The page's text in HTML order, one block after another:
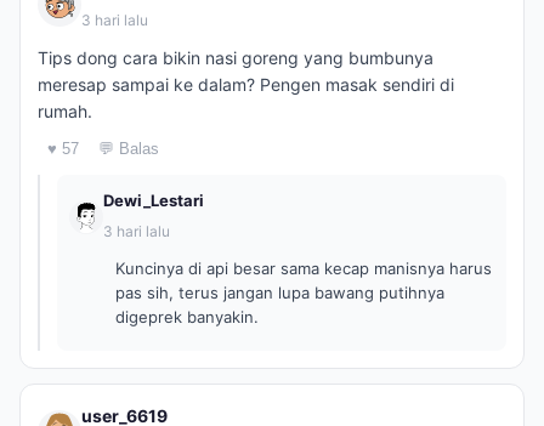
3 hari lalu
Tips dong cara bikin nasi goreng yang bumbunya
meresap sampai ke dalam? Pengen masak sendiri di
rumah.
♥ 57 💬 Balas
Dewi_Lestari
3 hari lalu
Kuncinya di api besar sama kecap manisnya harus
pas sih, terus jangan lupa bawang putihnya
digeprek banyakin.
user_6619